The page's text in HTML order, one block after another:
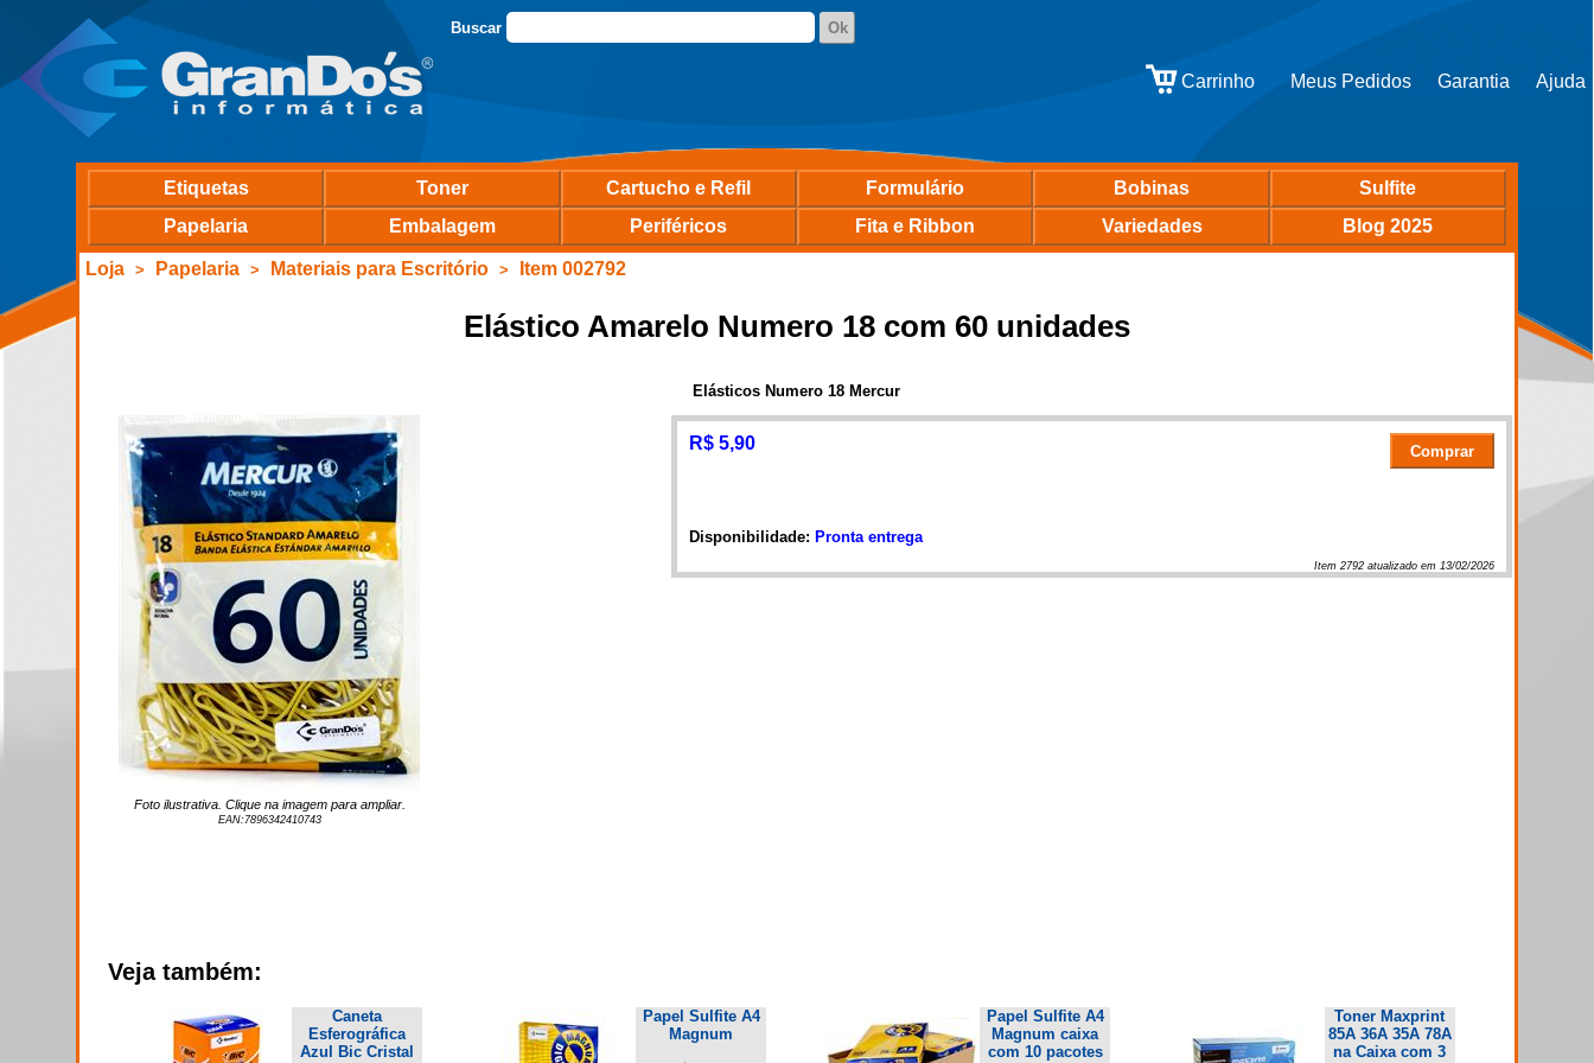
Buscar
Etiquetas Toner Cartucho e Refil Formulário Bobinas
Sulfite
Papelaria
Embalagem Periféricos Fita e Ribbon Variedades Blog 2025
Loja > Papelaria > Materiais para Escritório > Item 002792
Elástico Amarelo Numero 18 com 60 unidades
Elásticos Numero 18 Mercur
Foto ilustrativa. Clique na imagem para ampliar.
EAN: 7896342410743
R$ 5,90
Disponibilidade: Pronta entrega
Item2792 atualizado em13/02/2026
Veja também:
Caneta
Esferográfica
Azul Bic Cristal
Papel Sulfite A4
Magnum
Papel Sulfite A4
Magnum caixa
com 10 pacotes
Toner Maxprint
85A 36A 35A 78A
na Caixa com 3